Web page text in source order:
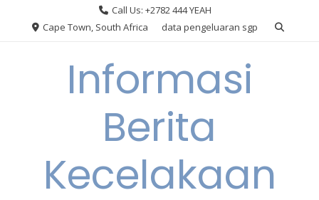
Call Us: +2782 444 YEAH
Cape Town, South Africa
data pengeluaran sgp
Informasi
Berita
Kecelakaan